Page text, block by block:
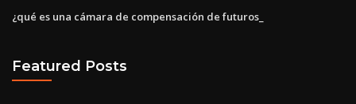
¿qué es una cámara de compensación de futuros_
Featured Posts